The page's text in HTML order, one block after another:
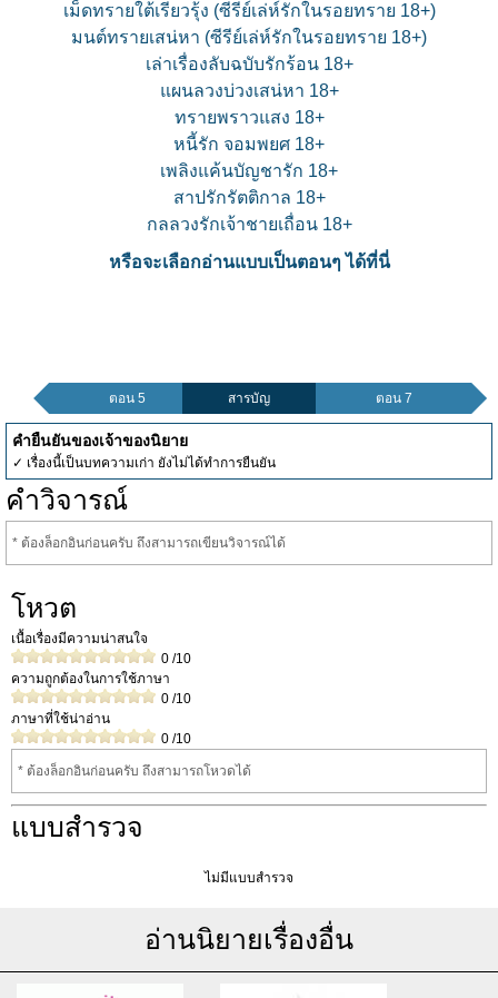
เม็ดทรายใต้เรียวรุ้ง (ซีรีย์เล่ห์รักในรอยทราย 18+)
มนต์ทรายเสน่หา (ซีรีย์เล่ห์รักในรอยทราย 18+)
เล่าเรื่องลับฉบับรักร้อน 18+
แผนลวงบ่วงเสน่หา 18+
ทรายพราวแสง 18+
หนี้รัก จอมพยศ 18+
เพลิงแค้นบัญชารัก 18+
สาปรักรัตติกาล 18+
กลลวงรักเจ้าชายเถื่อน 18+
หรือจะเลือกอ่านแบบเป็นตอนๆ ได้ที่นี่
ตอน 5 สารบัญ ตอน 7
คำยืนยันของเจ้าของนิยาย
✓ เรื่องนี้เป็นบทความเก่า ยังไม่ได้ทำการยืนยัน
คำวิจารณ์
* ต้องล็อกอินก่อนครับ ถึงสามารถเขียนวิจารณ์ได้
โหวต
เนื้อเรื่องมีความน่าสนใจ
0 /10
ความถูกต้องในการใช้ภาษา
0 /10
ภาษาที่ใช้น่าอ่าน
0 /10
* ต้องล็อกอินก่อนครับ ถึงสามารถโหวดได้
แบบสำรวจ
ไม่มีแบบสำรวจ
อ่านนิยายเรื่องอื่น